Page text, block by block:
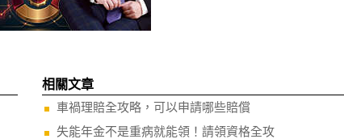
相關文章
車禍理賠全攻略，可以申請哪些賠償
失能年金不是重病就能領！請領資格全攻